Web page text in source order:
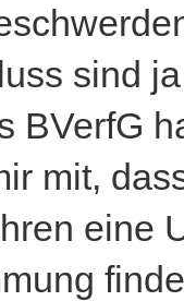
sind
BVerfG
mit,
eine